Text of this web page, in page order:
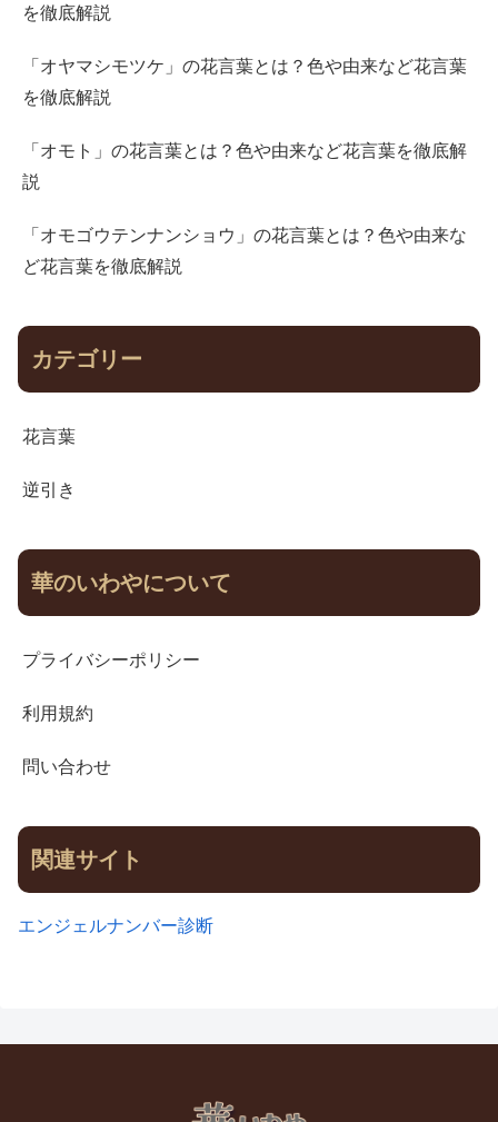
を徹底解説
「オヤマシモツケ」の花言葉とは？色や由来など花言葉
を徹底解説
「オモト」の花言葉とは？色や由来など花言葉を徹底解
説
「オモゴウテンナンショウ」の花言葉とは？色や由来な
ど花言葉を徹底解説
カテゴリー
花言葉
逆引き
華のいわやについて
プライバシーポリシー
利用規約
問い合わせ
関連サイト
エンジェルナンバー診断